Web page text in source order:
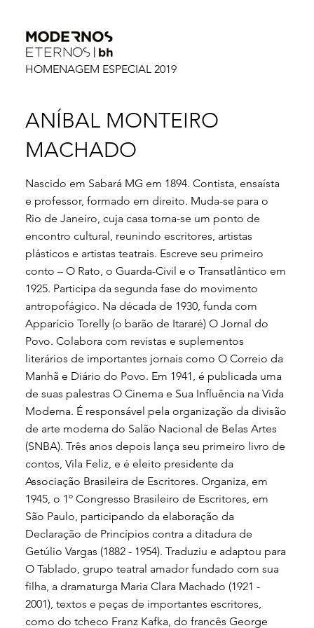
HOMENAGEM ESPECIAL 2019
ANÍBAL MONTEIRO
MACHADO
Nascido em Sabará MG em 1894. Contista, ensaísta
e professor, formado em direito. Muda-se para o
Rio de Janeiro, cuja casa torna-se um ponto de
encontro cultural, reunindo escritores, artistas
plásticos e artistas teatrais. Escreve seu primeiro
conto – O Rato, o Guarda-Civil e o Transatlântico em
1925. Participa da segunda fase do movimento
antropofágico. Na década de 1930, funda com
Apparício Torelly (o barão de Itararé) O Jornal do
Povo. Colabora com revistas e suplementos
literários de importantes jornais como O Correio da
Manhã e Diário do Povo. Em 1941, é publicada uma
de suas palestras O Cinema e Sua Influência na Vida
Moderna. É responsável pela organização da divisão
de arte moderna do Salão Nacional de Belas Artes
(SNBA). Três anos depois lança seu primeiro livro de
contos, Vila Feliz, e é eleito presidente da
Associação Brasileira de Escritores. Organiza, em
1945, o 1º Congresso Brasileiro de Escritores, em
São Paulo, participando da elaboração da
Declaração de Princípios contra a ditadura de
Getúlio Vargas (1882 - 1954). Traduziu e adaptou para
O Tablado, grupo teatral amador fundado com sua
filha, a dramaturga Maria Clara Machado (1921 -
2001), textos e peças de importantes escritores,
como do tcheco Franz Kafka, do francês George